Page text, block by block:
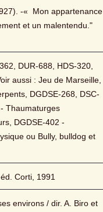
-«  Mon appartenance
et un malentendu."
DUR-688, HDS-320,
aussi : Jeu de Marseille,
DGDSE-268, DSC-
Thaumaturges
DGDSE-402 -
ou Bully, bulldog et
Corti, 1991
environs / dir. A. Biro et